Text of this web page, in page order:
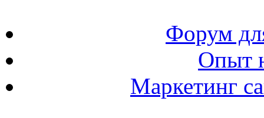
Форум
Опыт
Маркетинг